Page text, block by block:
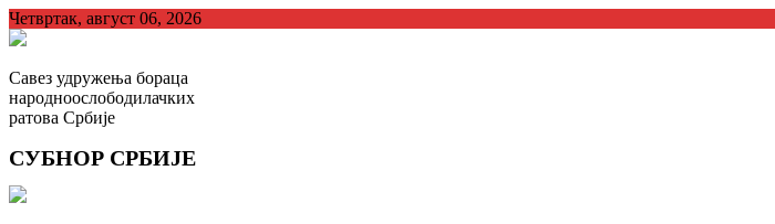
Skip
to
Четвртак, август 06, 2026
Савез удружења бораца
народноослободилачких
ратова Србије
СУБНОР СРБИЈЕ